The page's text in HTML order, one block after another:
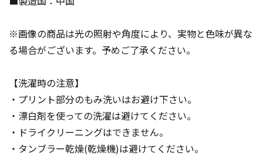
※画像の商品は光の照射や角度により、実物と色味が異な
る場合がございます。予めご了承ください。
【洗濯時の注意】
・プリント部分のもみ洗いはお避け下さい。
・漂白剤を使っての洗濯は避けてください。
・ドライクリーニングはできません。
・タンブラー乾燥(乾燥機)は避けてください。